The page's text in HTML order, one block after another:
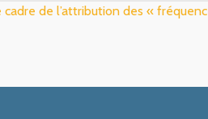
de l’attribution des «